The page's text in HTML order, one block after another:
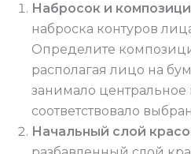
Набросок и
наброска контуров
Определите
располагая лицо на
занимало
соответствовало
Начальный слой